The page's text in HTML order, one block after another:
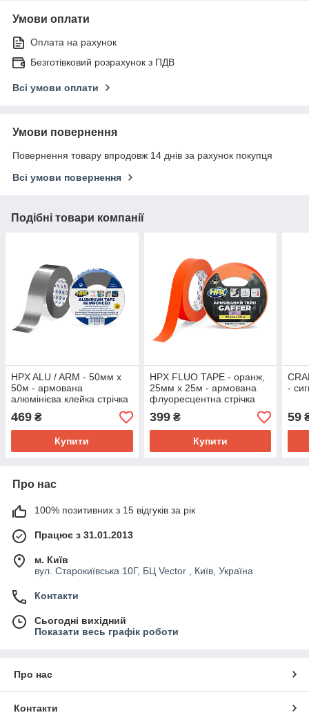
Умови оплати
Оплата на рахунок
Безготівковий розрахунок з ПДВ
Всі умови оплати
Умови повернення
Повернення товару впродовж 14 днів за рахунок покупця
Всі умови повернення
Подібні товари компанії
HPX ALU / ARM - 50мм x
50м - армована
алюмінієва клейка стрічка
(алюмінієвий скотч)
469 ₴
Купити
HPX FLUO TAPE - оранж,
25мм x 25м - армована
флуоресцентна стрічка
для маркування
399₴
Купити
-
59
Про нас
100% позитивних з 15 відгуків за рік
Працює з 31.01.2013
м. Київ
вул. Старокиївська 10Г, БЦ Vector , Київ, Україна
Контакти
Сьогодні вихідний
Показати весь графік роботи
Про нас
Контакти